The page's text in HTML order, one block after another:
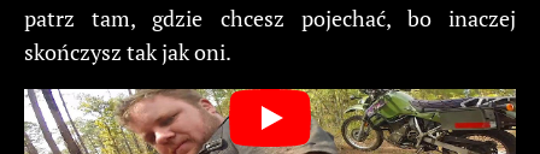
patrz tam, gdzie chcesz pojechać, bo inaczej
skończysz tak jak oni.